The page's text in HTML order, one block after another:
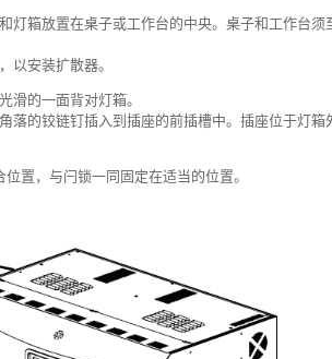
灯箱放置在桌子或工作台的中央。桌子和工作台
以安装扩散器。
滑的一面背对灯箱。
落的铰链钉插入到插座的前插槽中。插座位于灯
置，与闩锁一同固定在适当的位置。